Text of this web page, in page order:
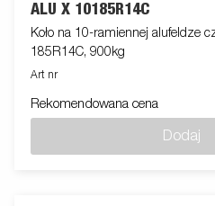
ALU X 10185R14C
Koło na 10-ramiennej alufeldze
185R14C, 900kg
Art nr
Rekomendowana cena
Dodaj